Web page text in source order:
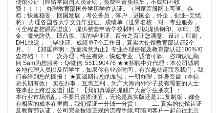
使馆公证（即留学回国人员证明，免费申请免税车，不成功不收
费！！！） 办理教育部国外学历学位认证。（国家留服网上可查、存
档；快速稳妥，回国发展，考公务员，落户，进国企，外企，创业–无忧
愁） 办理各国各大学文凭毕业证、成绩单（世界名校一对一专业服务，
可全程监控跟踪进度） 提供整套申请学校材料 可以提供钢印、水印、烫
金、激光防伪、凹凸版、版的毕业证、百分之百让您满意、设计，印刷，
DHL快递； （毕业证、成绩单7个工作日，真实大使馆教育部认证2个
月。） 【郑重声明：质量满意为止】专业办理使馆及教育部认证100%可
查存档！！！一次办理，终生有效，快速专业，诚信可靠。 咨询认证顾
问 Sam为您服务：Q/微信: 551190476 ★★招聘中介代理：本公司诚聘
各地代理人员以及留学生，如果你有业余时间，有兴趣就请联系我们，我
们会给到您的回报！ ★真诚期待您的加盟：一朝办理，终身受益（本信
息长期有效） 实在办事，互惠互利，为广大海内外学子及有需要的人士
在事业上跨过这道门槛！ 【我们真诚的提醒广大留学生朋友】： 一.
本行业市场混乱，不要只贪图便宜，无论是真实版还是1:1复制版，都会
有相应的成本在里面，我们保证一分钱一分货！ 二. 真实的使馆认证
及教育部认证，公司完全按照正规的流程手续,可陪同客户一起前往北京